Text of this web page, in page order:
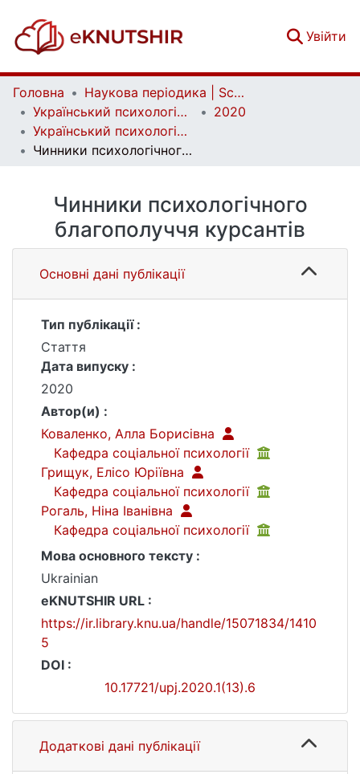
Увійти
Головна
Наукова періодика | Scientific periodicals
Український психологічний журнал | Ukrainian Psychological Journal
2020
Український психологічний журнал. № 1 (13)
Чинники психологічного благополуччя курсантів
Чинники психологічного
благополуччя курсантів
Основні дані публікації
Тип публікації :
Стаття
Дата випуску :
2020
Автор(и) :
Коваленко, Алла Борисівна
Кафедра соціальної психології
Грищук, Елісо Юріївна
Кафедра соціальної психології
Рогаль, Ніна Іванівна
Кафедра соціальної психології
Мова основного тексту :
Ukrainian
eKNUTSHIR URL :
https://ir.library.knu.ua/handle/15071834/1410
5
DOI :
10.17721/upj.2020.1(13).6
Додаткові дані публікації